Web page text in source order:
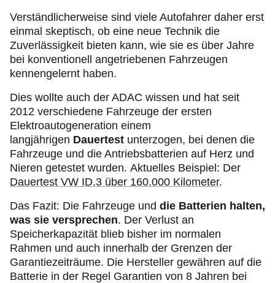
Verständlicherweise sind viele Autofahrer daher erst
einmal skeptisch, ob eine neue Technik die
Zuverlässigkeit bieten kann, wie sie es über Jahre
bei konventionell angetriebenen Fahrzeugen
kennengelernt haben.
Dies wollte auch der ADAC wissen und hat seit
2012 verschiedene Fahrzeuge der ersten
Elektroautogeneration einem
langjährigen Dauertest unterzogen, bei denen die
Fahrzeuge und die Antriebsbatterien auf Herz und
Nieren getestet wurden. Aktuelles Beispiel: Der
Dauertest VW ID.3 über 160.000 Kilometer.
Das Fazit: Die Fahrzeuge und die Batterien halten,
was sie versprechen. Der Verlust an
Speicherkapazität blieb bisher im normalen
Rahmen und auch innerhalb der Grenzen der
Garantiezeiträume. Die Hersteller gewähren auf die
Batterie in der Regel Garantien von 8 Jahren bei